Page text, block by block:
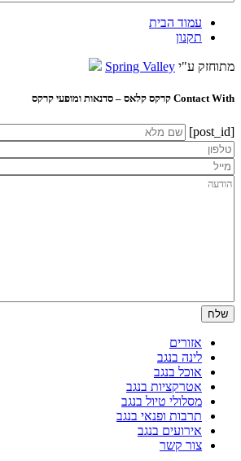
עמוד הבית
תקנון
מתוחזק ע"י Spring Valley
Contact With קרקס קלאס – סדנאות ומופעי קרקס
[post_id]
אזורים
לינה בנגב
אוכל בנגב
אטרקציות בנגב
מסלולי טיול בנגב
תרבות ופנאי בנגב
אירועים בנגב
צור קשר